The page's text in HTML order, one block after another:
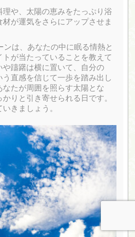
理や、太陽の恵みをたっぷり浴
が運気をさらにアップさせま
ンは、あなたの中に眠る情熱と
が当たっていることを教えて
や躊躇は横に置いて、自分の
う直感を信じて一歩を踏み出し
なたが周囲を照らす太陽とな
りと引き寄せられる日です。
きましょう。